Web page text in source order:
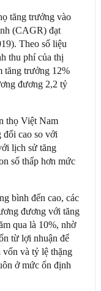
tăng trưởng vào
(CAGR) đạt
Theo số liệu
thu phí của thị
tăng trưởng 12%
đương 2,2 tỷ
thọ Việt Nam
đối cao so với
lịch sử tăng
số thấp hơn mức
bình đến cao, các
đương với tăng
qua là 10%, nhờ
từ lợi nhuận để
vốn và tỷ lệ thặng
ở mức ổn định